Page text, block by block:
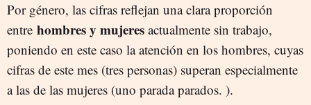
Por género, las cifras reflejan una clara proporción
entre hombres y mujeres actualmente sin trabajo,
poniendo en este caso la atención en los hombres, cuyas
cifras de este mes (tres personas) superan especialmente
a las de las mujeres (uno parada parados. ).